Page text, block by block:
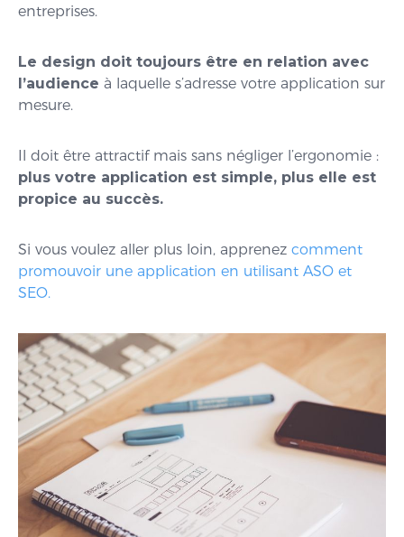
entreprises.
Le design doit toujours être en relation avec
l’audience à laquelle s’adresse votre application sur
mesure.
Il doit être attractif mais sans négliger l’ergonomie :
plus votre application est simple, plus elle est
propice au succès.
Si vous voulez aller plus loin, apprenez comment
promouvoir une application en utilisant ASO et
SEO.